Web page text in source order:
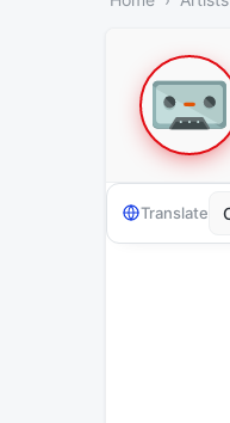
Translate